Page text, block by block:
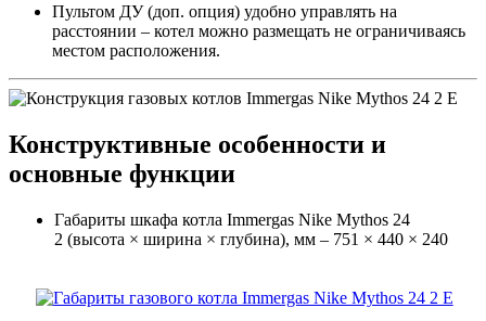
Пультом ДУ (доп. опция) удобно управлять на
расстоянии – котел можно размещать не ограничиваясь
местом расположения.
Конструктивные особенности и
основные функции
Габариты шкафа котла Immergas Nike Mythos 24
2 (высота × ширина × глубина), мм – 751 × 440 × 240